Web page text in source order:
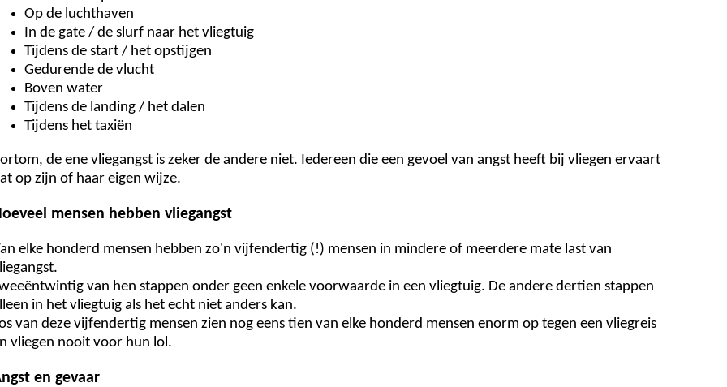
Op de luchthaven
In de gate / de slurf naar het vliegtuig
Tijdens de start / het opstijgen
Gedurende de vlucht
Boven water
Tijdens de landing / het dalen
Tijdens het taxiën
de ene vliegangst is zeker de andere niet. Iedereen die een gevoel van angst heeft bij vliegen ervaart
op zijn of haar eigen wijze.
mensen hebben vliegangst
elke honderd mensen hebben zo'n vijfendertig (!) mensen in mindere of meerdere mate last van
van hen stappen onder geen enkele voorwaarde in een vliegtuig. De andere dertien stappen
in het vliegtuig als het echt niet anders kan.
van deze vijfendertig mensen zien nog eens tien van elke honderd mensen enorm op tegen een vliegreis
vliegen nooit voor hun lol.
en gevaar